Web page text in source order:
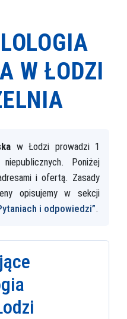
W ŁODZI
w Łodzi prowadzi 1
Poniżej
i ofertą. Zasady
opisujemy w sekcji
i odpowiedzi”.